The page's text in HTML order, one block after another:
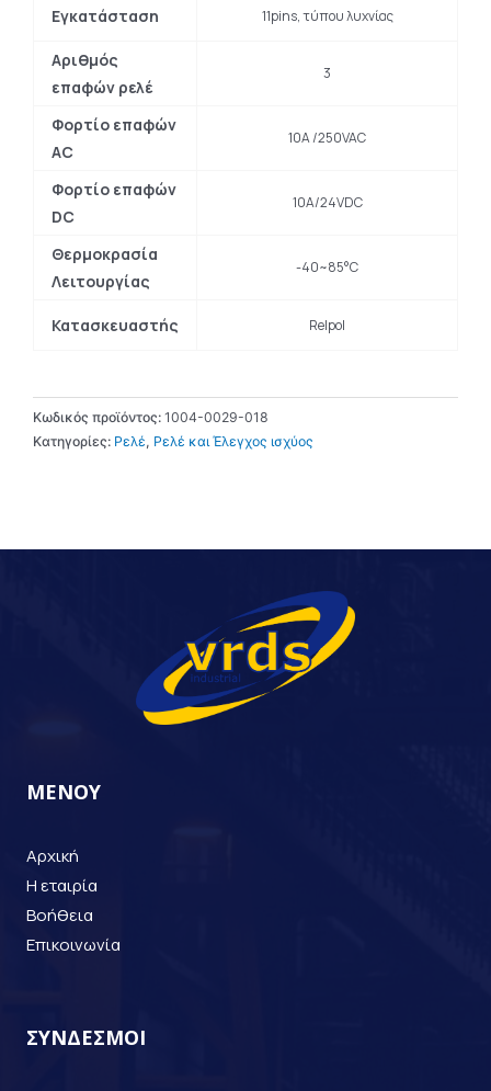
Εγκατάσταση 11pins, τύπου λυχνίας
Αριθμός
επαφών ρελέ
3
Φορτίο επαφών
AC
10A /250VAC
Φορτίο επαφών
DC
10A/24VDC
Θερμοκρασία
Λειτουργίας
-40~85°C
Κατασκευαστής Relpol
Κωδικός προϊόντος: 1004-0029-018
Κατηγορίες: Ρελέ, Ρελέ και Έλεγχος ισχύος
ΜΕΝΟΥ
Αρχική
Η εταιρία
Βοήθεια
Επικοινωνία
ΣΥΝΔΕΣΜΟΙ